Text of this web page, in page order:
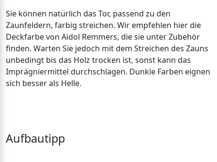
Sie können natürlich das Tor, passend zu den
Zaunfeldern, farbig streichen. Wir empfehlen hier die
Deckfarbe von Aidol Remmers, die sie unter Zubehör
finden. Warten Sie jedoch mit dem Streichen des Zauns
unbedingt bis das Holz trocken ist, sonst kann das
Imprägniermittel durchschlagen. Dunkle Farben eignen
sich besser als Helle.
Aufbautipp